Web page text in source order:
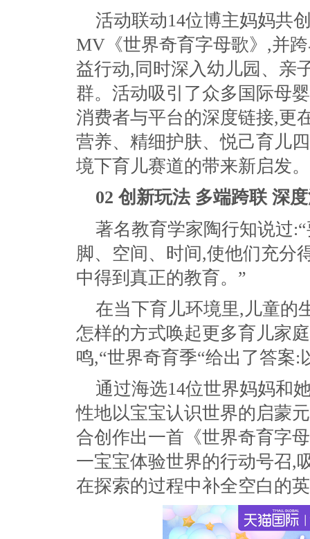
活动联动14位博主妈妈共
MV《世界奇育字母歌》,并
益行动,同时深入幼儿园、亲
群。活动吸引了众多国际母
消费者与平台的深度链接,更
营养、精细护肤、悦己育儿
境下育儿赛道的带来新启发。
02 创新玩法 多端跨联 深
著名教育学家陶行知说过
脚、空间、时间,使他们充分
中得到真正的教育。”
在当下育儿环境里,儿童的
怎样的方式唤起更多育儿家
鸣,“世界奇育季“给出了答案
通过海选14位世界妈妈和
性地以宝宝认识世界的启蒙
合创作出一首《世界奇育字
一宝宝体验世界的行动号召,
在探索的过程中补全空白的